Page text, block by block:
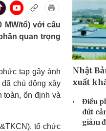
Doanh nghiệp
Thông tin doanh
Doanh nghiệp 24h
Doanh nhân
Vì cộng đồng
Du lịch
Tư vấn
Săn Tour
MW/tổ) với cấu
quan trọng
tạp gây ảnh
chủ động xây
toàn, ổn định và
tổ chức
Nhật
xuất
Điều
dứt
giảm